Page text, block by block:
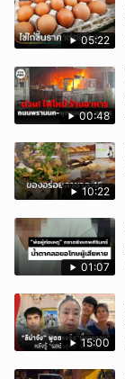
05:22
00:48
10:22
01:07
15:00